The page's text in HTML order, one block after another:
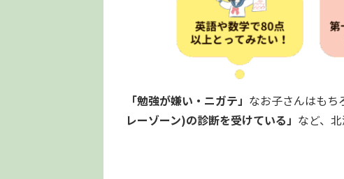
「勉強が嫌い・ニガテ」 なお子さんはもち
レーゾーン)の診断を受けている」 など、